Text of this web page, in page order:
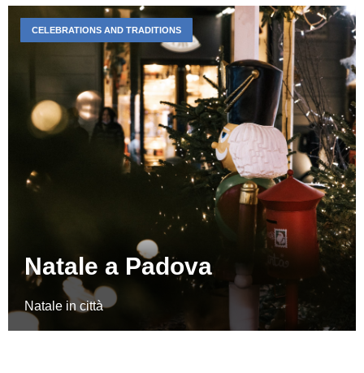
Natale a Padova
Natale in città
CELEBRATIONS AND TRADITIONS